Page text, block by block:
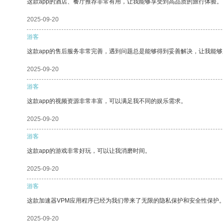
这款app的酒店、餐厅推荐非常有用，让我能够享受到高品质的旅行体验。
2025-09-20
游客
这款app的售后服务非常完善，遇到问题总是能够得到妥善解决，让我能够
2025-09-20
游客
这款app的视频资源非常丰富，可以满足我不同的娱乐需求。
2025-09-20
游客
这款app的游戏非常好玩，可以让我消磨时间。
2025-09-20
游客
这款加速器VPM应用程序已经为我们带来了无限的隐私保护和安全性保护。
2025-09-20